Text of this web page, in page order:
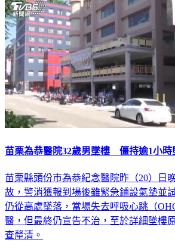
苗栗為恭醫院32歲男墜樓 僵持逾1小時
苗栗縣頭份市為恭紀念醫院昨（20）日
故，警消獲報到場後雖緊急鋪設氣墊並
仍從高處墜落，當場失去呼吸心跳（
醫，但最終仍宣告不治，至於詳細墜樓
查釐清。